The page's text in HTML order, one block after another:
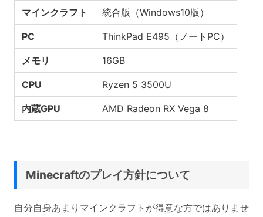
マインクラフト 統合版（Windows10版）
PC ThinkPad E495（ノートPC）
メモリ 16GB
CPU Ryzen 5 3500U
内蔵GPU AMD Radeon RX Vega 8
Minecraftのプレイ方針について
自分自身あまりマインクラフトが得意な方ではありませ